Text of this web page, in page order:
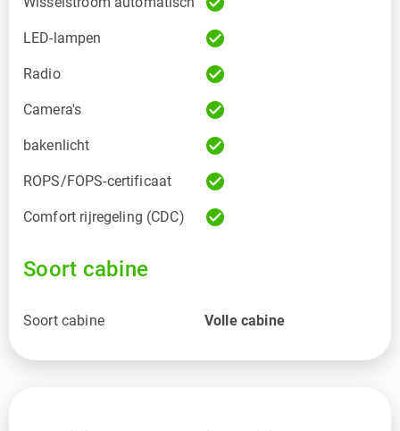
LED-lampen check_circle
Radio check_circle
Camera's check_circle
bakenlicht check_circle
ROPS/FOPS-certificaat check_circle
Comfort rijregeling (CDC) check_circle
Soort cabine
Soort cabine Volle cabine